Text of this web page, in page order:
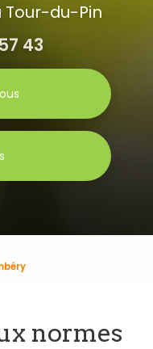
Tour-du-Pin
43
normes